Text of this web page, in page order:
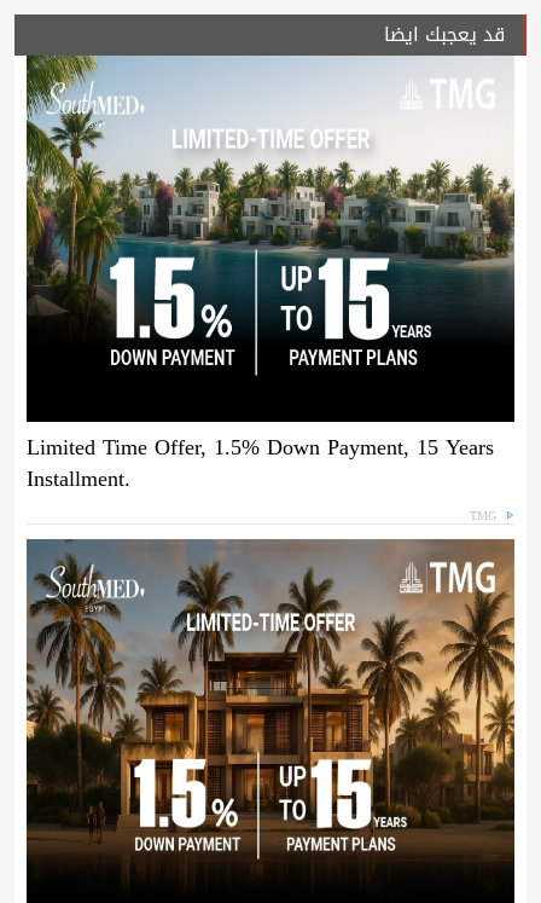
قد يعجبك ايضا
Limited Time Offer, 1.5% Down Payment, 15 Years
Installment.
TMG